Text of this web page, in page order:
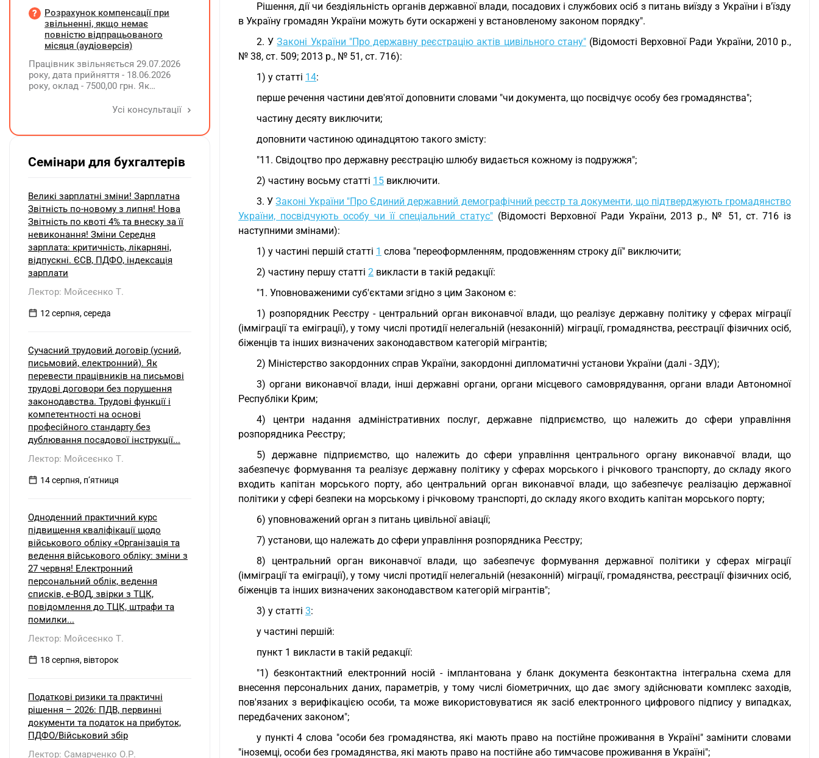
Рішення, дії чи бездіяльність органів державної влади, посадових і службових осіб з питань виїзду з України і в'їзду
в Україну громадян України можуть бути оскаржені у встановленому законом порядку".
2. УЗаконі України "Про державну реєстрацію актів цивільного стану"(Відомості Верховної Ради України, 2010 р.,
№ 38, ст. 509; 2013 р., № 51, ст. 716):
1) у статті 14:
перше речення частини дев'ятої доповнити словами "чи документа, що посвідчує особу без громадянства";
частину десяту виключити;
доповнити частиною одинадцятою такого змісту:
"11. Свідоцтво про державну реєстрацію шлюбу видається кожному із подружжя";
2) частину восьму статті 15 виключити.
3. УЗаконі України "Про Єдиний державний демографічний реєстр та документи, що підтверджують громадянство
України, посвідчують особу чи її спеціальний статус" (Відомості Верховної Ради України, 2013 р., № 51, ст. 716 із
наступними змінами):
1) у частині першій статті 1 слова "переоформленням, продовженням строку дії" виключити;
2) частину першу статті 2 викласти в такій редакції:
"1. Уповноваженими суб'єктами згідно з цим Законом є:
1) розпорядник Реєстру - центральний орган виконавчої влади, що реалізує державну політику у сферах міграції
(імміграції та еміграції), у тому числі протидії нелегальній (незаконній) міграції, громадянства, реєстрації фізичних осіб,
біженців та інших визначених законодавством категорій мігрантів;
2) Міністерство закордонних справ України, закордонні дипломатичні установи України (далі - ЗДУ);
3) органи виконавчої влади, інші державні органи, органи місцевого самоврядування, органи влади Автономної
Республіки Крим;
4) центри надання адміністративних послуг, державне підприємство, що належить до сфери управління
розпорядника Реєстру;
5) державне підприємство, що належить до сфери управління центрального органу виконавчої влади, що
забезпечує формування та реалізує державну політику у сферах морського і річкового транспорту, до складу якого
входить капітан морського порту, або центральний орган виконавчої влади, що забезпечує реалізацію державної
політики у сфері безпеки на морському і річковому транспорті, до складу якого входить капітан морського порту;
6) уповноважений орган з питань цивільної авіації;
7) установи, що належать до сфери управління розпорядника Реєстру;
8) центральний орган виконавчої влади, що забезпечує формування державної політики у сферах міграції
(імміграції та еміграції), у тому числі протидії нелегальній (незаконній) міграції, громадянства, реєстрації фізичних осіб,
біженців та інших визначених законодавством категорій мігрантів";
3) у статті 3:
у частині першій:
пункт 1 викласти в такій редакції:
"1) безконтактний електронний носій - імплантована у бланк документа безконтактна інтегральна схема для
внесення персональних даних, параметрів, у тому числі біометричних, що дає змогу здійснювати комплекс заходів,
пов'язаних з верифікацією особи, та може використовуватися як засіб електронного цифрового підпису у випадках,
передбачених законом";
у пункті 4 слова "особи без громадянства, які мають право на постійне проживання в Україні" замінити словами
"іноземці, особи без громадянства, які мають право на постійне або тимчасове проживання в Україні";
заробітної плати (винагороди), для
розрахунку внеску на підтримку
працевлаштування осіб з
інвалідністю?
Розрахунок компенсації при
звільненні, якщо немає
повністю відпрацьованого
місяця (аудіоверсія)
Працівник звільняється 29.07.2026
року, дата прийняття - 18.06.2026
року, оклад - 7500,00 грн. Як
невикористаних днів відпустки при
Усі консультації
Семінари для бухгалтерів
Великі зарплатні зміни! Зарплатна
Звітність по-новому з липня! Нова
Звітність по квоті 4% та внеску за її
невиконання! Зміни Середня
зарплата: критичність, лікарняні,
відпускні. ЄСВ, ПДФО, індексація
зарплати
Лектор: Мойсеєнко Т.
12 серпня, середа
Сучасний трудовий договір (усний,
письмовий, електронний). Як
перевести працівників на письмові
трудові договори без порушення
законодавства. Трудові функції і
компетентності на основі
професійного стандарту без
дублювання посадової інструкції...
Лектор: Мойсеєнко Т.
14 серпня, пʼятниця
Одноденний практичний курс
підвищення кваліфікації щодо
військового обліку «Організація та
ведення військового обліку: зміни з
27 червня! Електронний
персональний облік, ведення
списків, е-ВОД, звірки з ТЦК,
повідомлення до ТЦК, штрафи та
помилки...
Лектор: Мойсеєнко Т.
18 серпня, вівторок
Податкові ризики та практичні
рішення – 2026: ПДВ, первинні
документи та податок на прибуток,
ПДФО/Військовий збір
Лектор: Самарченко О.Р.